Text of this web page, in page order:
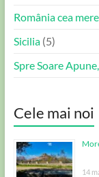
România cea
Sicilia(5)
Spre Soare
Cele mai noi
14